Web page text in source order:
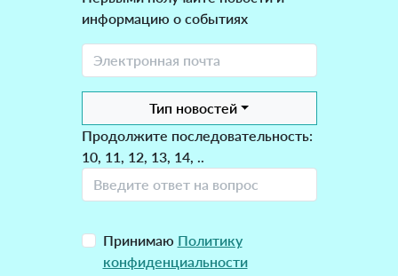
информацию о событиях
Тип новостей
Продолжите последовательность:
10, 11, 12, 13, 14, ..
Принимаю Политику
конфиденциальности